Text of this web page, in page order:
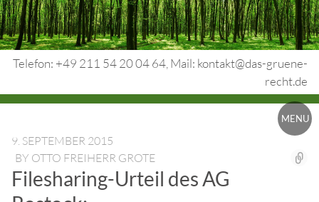
Skip
to
content
Telefon: +49 211 54 20 04 64, Mail: kontakt@das-gruene-
recht.de
Medienrecht.
gewerbl.
Rechtsschutz.
MENU
9. SEPTEMBER 2015
BY OTTO FREIHERR GROTE
Filesharing-Urteil des AG